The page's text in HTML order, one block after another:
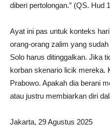
diberi pertolongan.” (QS. Hud
Ayat ini pas untuk konteks
orang-orang zalim yang
Solo harus ditinggalkan. Jika
korban skenario licik mereka.
Prabowo. Apakah dia berani
atau justru membiarkan diri
Jakarta, 29 Agustus 2025